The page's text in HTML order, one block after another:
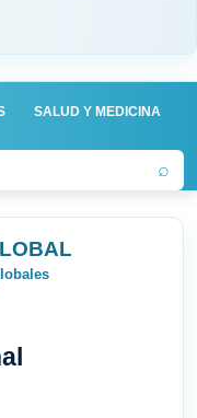
SALUD Y MEDICINA
⌕